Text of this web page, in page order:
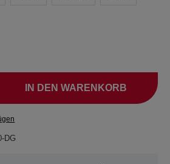
IN DEN WARENKORB
DG